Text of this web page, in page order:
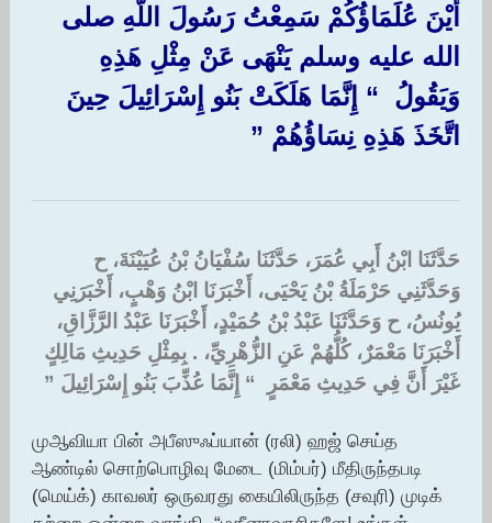
أَيْنَ عُلَمَاؤُكُمْ سَمِعْتُ رَسُولَ اللَّهِ صلى
الله عليه وسلم يَنْهَى عَنْ مِثْلِ هَذِهِ
وَيَقُولُ ‏ “‏ إِنَّمَا هَلَكَتْ بَنُو إِسْرَائِيلَ حِينَ
اتَّخَذَ هَذِهِ نِسَاؤُهُمْ ‏”‏ ‏
حَدَّثَنَا ابْنُ أَبِي عُمَرَ، حَدَّثَنَا سُفْيَانُ بْنُ عُيَيْنَةَ، ح
وَحَدَّثَنِي حَرْمَلَةُ بْنُ يَحْيَى، أَخْبَرَنَا ابْنُ وَهْبٍ، أَخْبَرَنِي
يُونُسُ، ح وَحَدَّثَنَا عَبْدُ بْنُ حُمَيْدٍ، أَخْبَرَنَا عَبْدُ الرَّزَّاقِ،
أَخْبَرَنَا مَعْمَرٌ، كُلُّهُمْ عَنِ الزُّهْرِيِّ، ‏.‏ بِمِثْلِ حَدِيثِ مَالِكٍ
غَيْرَ أَنَّ فِي حَدِيثِ مَعْمَرٍ ‏ “‏ إِنَّمَا عُذِّبَ بَنُو إِسْرَائِيلَ ‏”‏
முஆவியா பின் அபீஸுஃப்யான் (ரலி) ஹஜ் செய்த
ஆண்டில் சொற்பொழிவு மேடை (மிம்பர்) மீதிருந்தபடி
(மெய்க்) காவலர் ஒருவரது கையிலிருந்த (சவுரி) முடிக்